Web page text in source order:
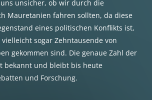
unsicher, ob wir durch die
Mauretanien fahren sollten, da diese
eines politischen Konflikts ist,
sogar Zehntausende von
gekommen sind. Die genaue Zahl der
bekannt und bleibt bis heute
und Forschung.